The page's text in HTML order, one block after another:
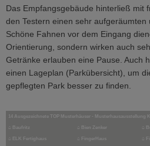
Das Empfangsgebäude hinterließ mit
den Testern einen sehr aufgeräumten
Schöne Fahnen vor dem Eingang
Orientierung, sondern wirken auch
Getränke erlauben eine Pause. Auch
einen Lageplan (Parkübersicht), um
gepflegten Park besser zu finden.
14 Ausgezeichnete TOP Musterhäuser - Musterhausausstellung
⌂ Baufritz ⌂ Bien Zenker ⌂
⌂ ELK Fertighaus ⌂ FingerHaus ⌂